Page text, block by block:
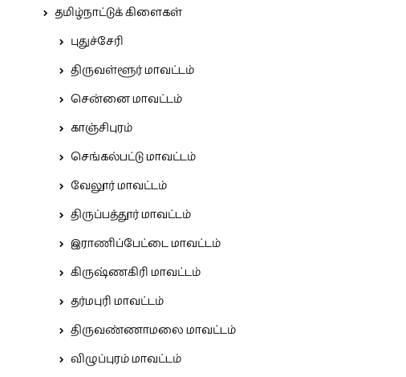
தமிழ்நாட்டுக் கிளைகள்
புதுச்சேரி
திருவள்ளூர் மாவட்டம்
சென்னை மாவட்டம்
காஞ்சிபுரம்
செங்கல்பட்டு மாவட்டம்
வேலூர் மாவட்டம்
திருப்பத்தூர் மாவட்டம்
இராணிப்பேட்டை மாவட்டம்
கிருஷ்ணகிரி மாவட்டம்
தர்மபுரி மாவட்டம்
திருவண்ணாமலை மாவட்டம்
விழுப்புரம் மாவட்டம்